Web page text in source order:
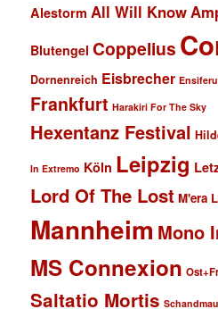
Alestorm All Will Know
Blutengel Coppelius
Dornenreich Eisbrecher
Frankfurt Harakiri For The Sky
Hexentanz Festival
In Extremo Köln Leipzig
Lord Of The Lost M'era
Mannheim Mono
MS Connexion
Saltatio Mortis